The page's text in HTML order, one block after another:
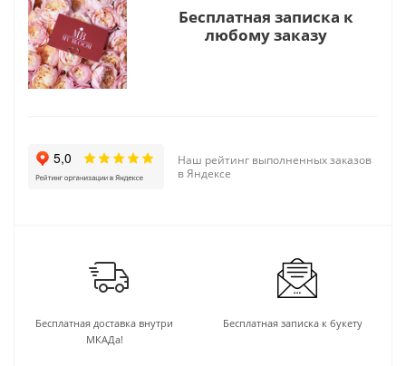
Бесплатная записка к
любому заказу
Наш рейтинг выполненных заказов
в Яндексе
Бесплатная доставка внутри
МКАДа!
Бесплатная записка к букету